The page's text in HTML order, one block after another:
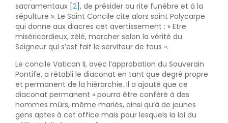
sacramentaux [ 2 ], de présider au rite funèbre et à la
sépulture ». Le Saint Concile cite alors saint Polycarpe
qui donne aux diacres cet avertissement : « Etre
miséricordieux, zélé, marcher selon la vérité du
Seigneur qui s’est fait le serviteur de tous ».
Le concile Vatican II, avec l’approbation du Souverain
Pontife, a rétabli le diaconat en tant que degré propre
et permanent de la hiérarchie. Il a ajouté que ce
diaconat permanent « pourra être conféré à des
hommes mûrs, même mariés, ainsi qu’à de jeunes
gens aptes à cet office mais pour lesquels la loi du